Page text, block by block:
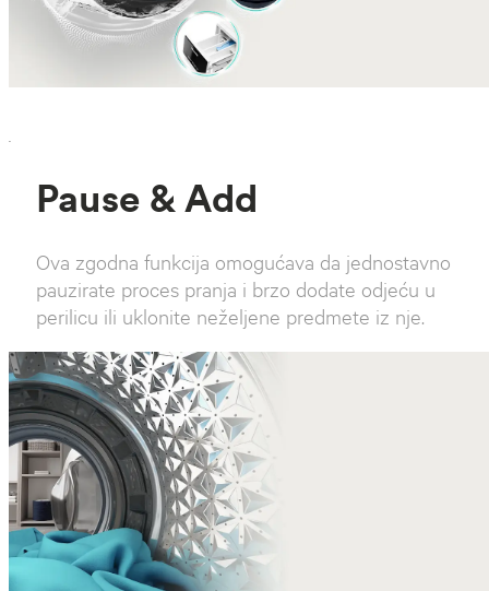
`
Pause & Add
Ova zgodna funkcija omogućava da jednostavno
pauzirate proces pranja i brzo dodate odjeću u
perilicu ili uklonite neželjene predmete iz nje.